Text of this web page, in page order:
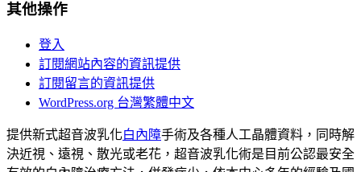
其他操作
登入
訂閱網站內容的資訊提供
訂閱留言的資訊提供
WordPress.org 台灣繁體中文
提供新式超音波乳化白內障手術及各種人工晶體資料，同時解
決近視、遠視、散光或老花，超音波乳化術是目前公認最安全